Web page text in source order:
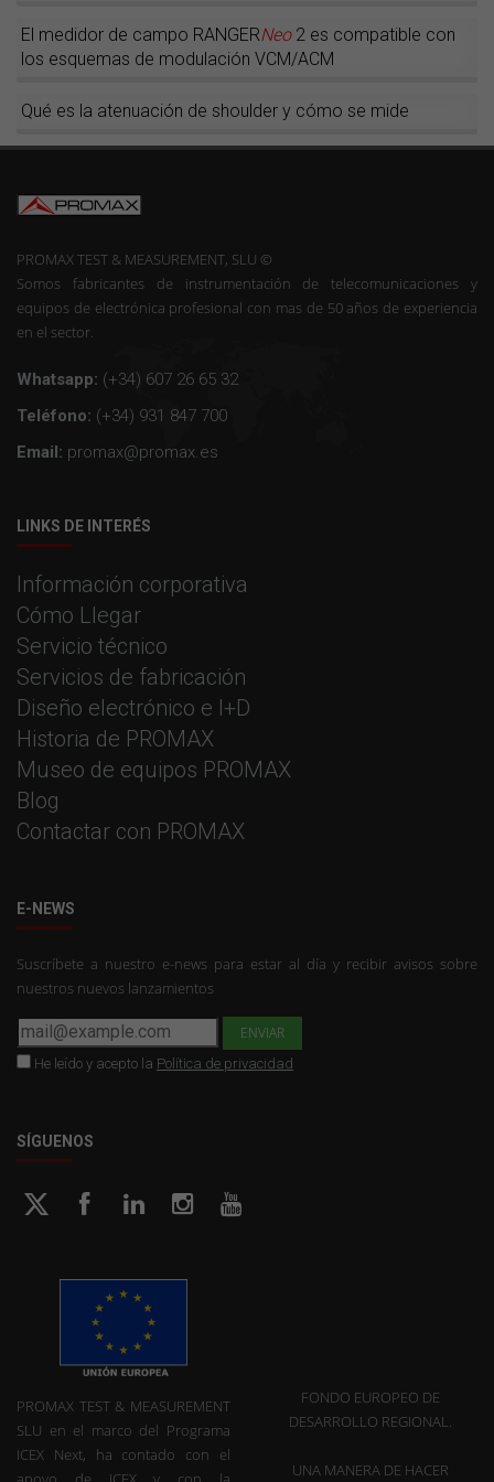
El medidor de campo RANGERNeo2 es compatible con
los esquemas de modulación VCM/ACM
Qué es la atenuación de shoulder y cómo se mide
PROMAX TEST & MEASUREMENT, SLU ©
Somos fabricantes de instrumentación de telecomunicaciones y
equipos de electrónica profesional con mas de 50 años de experiencia
en el sector.
Whatsapp: (+34) 607 26 65 32
Teléfono: (+34) 931 847 700
Email: promax@promax.es
LINKS DE INTERÉS
Información corporativa
Cómo Llegar
Servicio técnico
Servicios de fabricación
Diseño electrónico e I+D
Historia de PROMAX
Museo de equipos PROMAX
Blog
Contactar con PROMAX
E-NEWS
Suscríbete a nuestro e-news para estar al día y recibir avisos sobre
nuestros nuevos lanzamientos
He leído y acepto la Política de privacidad
SÍGUENOS
PROMAX TEST & MEASUREMENT
SLU en el marco del Programa
ICEX Next, ha contado con el
FONDO EUROPEO DE
DESARROLLO REGIONAL.
UNA MANERA DE HACER